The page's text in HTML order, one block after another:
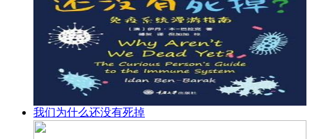
我们为什么还没有死掉